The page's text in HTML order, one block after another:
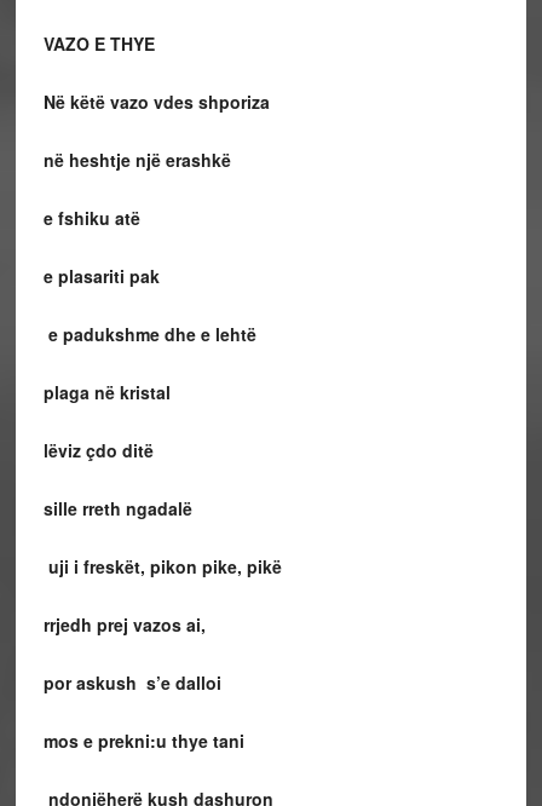
VAZO E THYE
Në këtë vazo vdes shporiza
në heshtje një erashkë
e fshiku atë
e plasariti pak
e padukshme dhe e lehtë
plaga në kristal
lëviz çdo ditë
sille rreth ngadalë
uji i freskët, pikon pike, pikë
rrjedh prej vazos ai,
por askush s’e dalloi
mos e prekni:u thye tani
ndonjëherë kush dashuron